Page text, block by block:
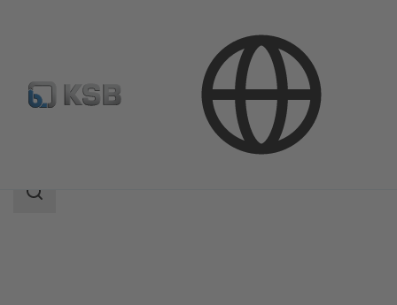
Каталог продукции ISORIA 20/25
Область